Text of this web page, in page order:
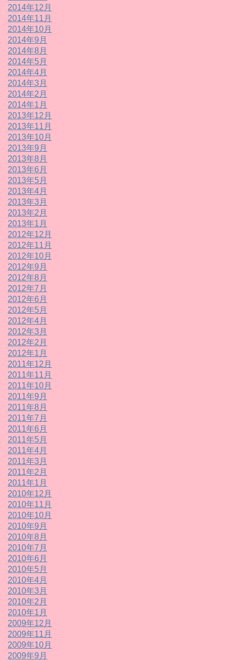
2014年12月
2014年11月
2014年10月
2014年9月
2014年8月
2014年5月
2014年4月
2014年3月
2014年2月
2014年1月
2013年12月
2013年11月
2013年10月
2013年9月
2013年8月
2013年6月
2013年5月
2013年4月
2013年3月
2013年2月
2013年1月
2012年12月
2012年11月
2012年10月
2012年9月
2012年8月
2012年7月
2012年6月
2012年5月
2012年4月
2012年3月
2012年2月
2012年1月
2011年12月
2011年11月
2011年10月
2011年9月
2011年8月
2011年7月
2011年6月
2011年5月
2011年4月
2011年3月
2011年2月
2011年1月
2010年12月
2010年11月
2010年10月
2010年9月
2010年8月
2010年7月
2010年6月
2010年5月
2010年4月
2010年3月
2010年2月
2010年1月
2009年12月
2009年11月
2009年10月
2009年9月